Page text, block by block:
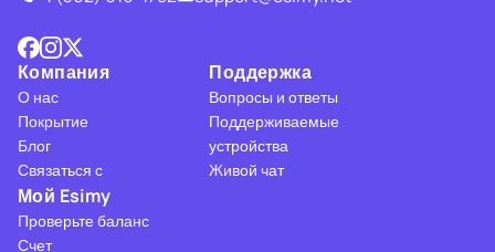
Компания
О нас
Покрытие
Блог
Связаться с
Поддержка
Вопросы и ответы
Поддерживаемые
устройства
Живой чат
Мой Esimy
Проверьте баланс
Счет